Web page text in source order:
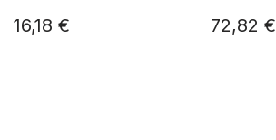
16,18 € 72,82€